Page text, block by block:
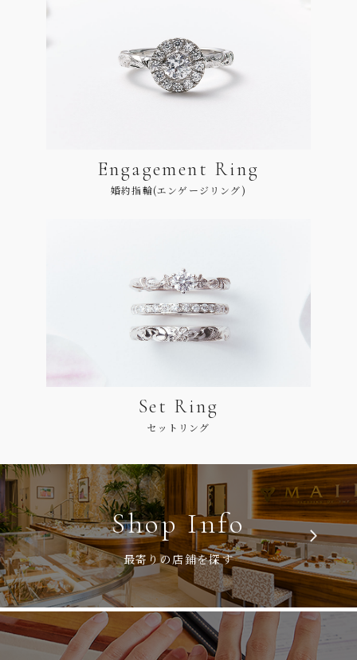
Engagement Ring
婚約指輪(エンゲージリング)
Set Ring
セットリング
Shop Info
最寄りの店鋪を探す